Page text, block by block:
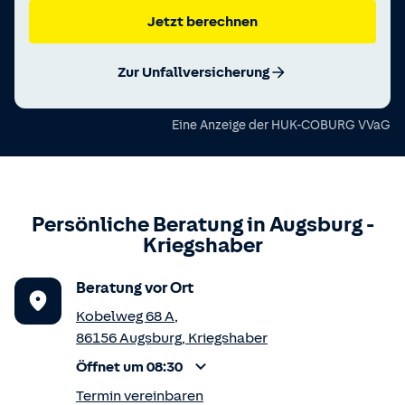
Jetzt berechnen
Zur Unfallversicherung
Eine Anzeige der HUK-COBURG VVaG
Persönliche Beratung inAugsburg -
Kriegshaber
Beratung vor Ort
Kobelweg 68 A,
86156Augsburg, Kriegshaber
Öffnet um 08:30
Termin vereinbaren